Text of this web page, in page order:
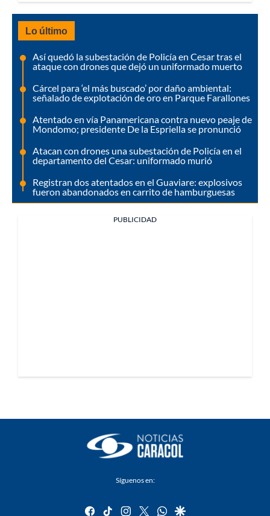
Lo último
Así quedó la subestación de Policía en Cesar tras el
ataque con drones que dejó un uniformado muerto
Cárcel para ‘el más buscado’ por daño ambiental:
señalado de explotación de oro en Parque Farallones
Atentado en vía Panamericana contra nuevo peaje de
Mondomo; presidente De la Espriella se pronunció
Atacan con drones una subestación de Policía en el
departamento del Cesar: uniformado murió
Registran dos atentados en el Guaviare: explosivos
fueron abandonados en carrito de hamburguesas
PUBLICIDAD
Síguenos en:
facebook
tiktok instagram
twitterwhatsapp
google